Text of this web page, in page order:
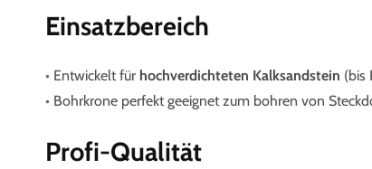
Einsatzbereich
• Entwickelt für hochverdichteten Kalksandstein (bis
• Bohrkrone perfekt geeignet zum bohren von
Profi-Qualität